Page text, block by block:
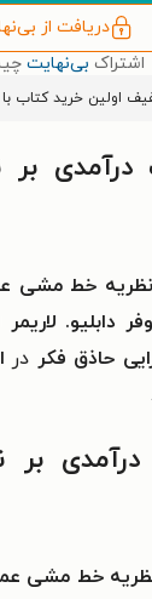
دریافت از
اشتراک بی‌نهایت
درآمدی
نظریه خط مشی
دابلیو. لاریمر
حاذق فکر در
درآمدی
نظریه خط مشی